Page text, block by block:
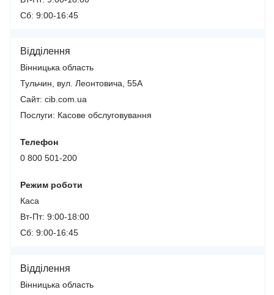
Сб: 9:00-16:45
Відділення
Вінницька область
Тульчин, вул. Леонтовича, 55А
Сайт: cib.com.ua
Послуги: Касове обслуговування
Телефон
0 800 501-200
Режим роботи
Каса
Вт-Пт: 9:00-18:00
Сб: 9:00-16:45
Відділення
Вінницька область